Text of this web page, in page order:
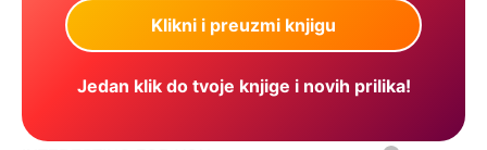
Jedan klik do tvoje knjige i novih prilika!